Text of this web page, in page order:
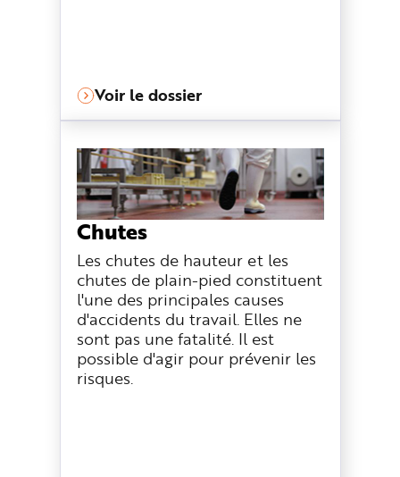
Voir le dossier
Chutes
Les chutes de hauteur et les
chutes de plain-pied constituent
l'une des principales causes
d'accidents du travail. Elles ne
sont pas une fatalité. Il est
possible d'agir pour prévenir les
risques.